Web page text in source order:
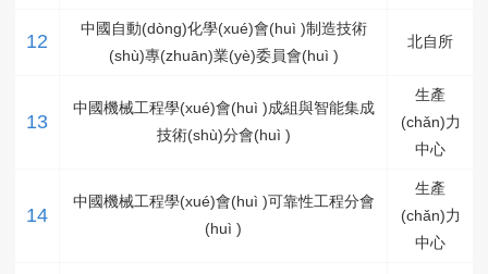
12
中國自動(dòng)化學(xué)會(huì )制造技術
(shù)專(zhuān)業(yè)委員會(huì )
北自所
13
中國機械工程學(xué)會(huì )成組與智能集成
技術(shù)分會(huì )
生產
(chǎn)力
中心
14
中國機械工程學(xué)會(huì )可靠性工程分會
(huì )
生產
(chǎn)力
中心